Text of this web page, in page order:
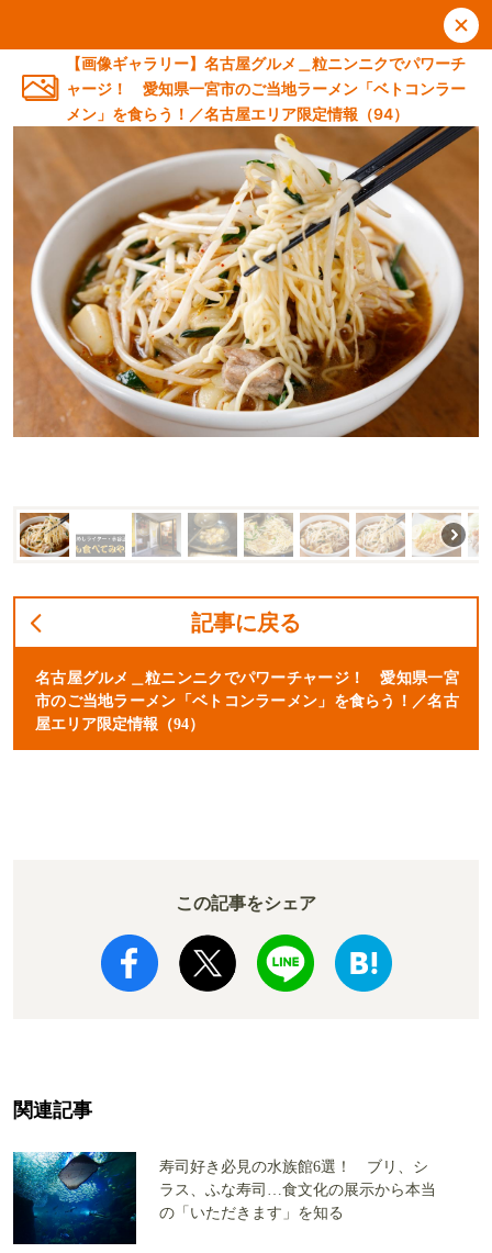
【画像ギャラリー】名古屋グルメ＿粒ニンニクでパワーチ
ャージ！ 愛知県一宮市のご当地ラーメン「ベトコンラー
メン」を食らう！／名古屋エリア限定情報（94）
記事に戻る
名古屋グルメ＿粒ニンニクでパワーチャージ！ 愛知県一宮
市のご当地ラーメン「ベトコンラーメン」を食らう！／名古
屋エリア限定情報（94）
この記事をシェア
関連記事
寿司好き必見の水族館6選！ ブリ、シ
ラス、ふな寿司…食文化の展示から本当
の「いただきます」を知る